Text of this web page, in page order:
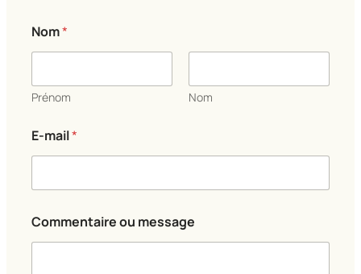
Nom*
Prénom Nom
-
m
i
E
-
m
E-mail*
Commentaire ou message